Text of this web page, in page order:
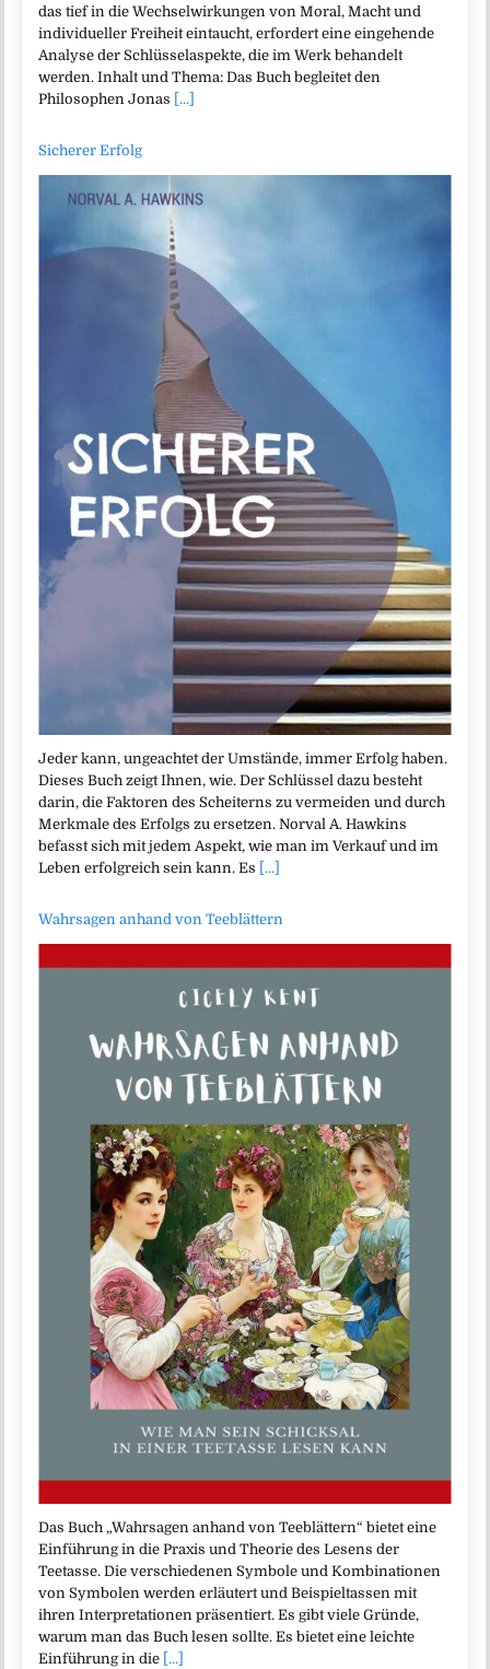
das tief in die Wechselwirkungen von Moral, Macht und
individueller Freiheit eintaucht, erfordert eine eingehende
Analyse der Schlüsselaspekte, die im Werk behandelt
werden. Inhalt und Thema: Das Buch begleitet den
Philosophen Jonas [...]
Sicherer Erfolg
Jeder kann, ungeachtet der Umstände, immer Erfolg haben.
Dieses Buch zeigt Ihnen, wie. Der Schlüssel dazu besteht
darin, die Faktoren des Scheiterns zu vermeiden und durch
Merkmale des Erfolgs zu ersetzen. Norval A. Hawkins
befasst sich mit jedem Aspekt, wie man im Verkauf und im
Leben erfolgreich sein kann. Es [...]
Wahrsagen anhand von Teeblättern
Das Buch „Wahrsagen anhand von Teeblättern“ bietet eine
Einführung in die Praxis und Theorie des Lesens der
Teetasse. Die verschiedenen Symbole und Kombinationen
von Symbolen werden erläutert und Beispieltassen mit
ihren Interpretationen präsentiert. Es gibt viele Gründe,
warum man das Buch lesen sollte. Es bietet eine leichte
Einführung in die [...]